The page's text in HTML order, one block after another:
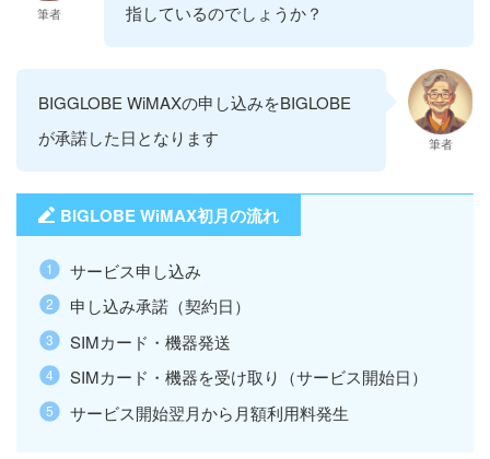
筆者
指しているのでしょうか？
BIGGLOBE WiMAXの申し込みをBIGLOBE
が承諾した日となります
筆者
BIGLOBE WiMAX初月の流れ
サービス申し込み
申し込み承諾（契約日）
SIMカード・機器発送
SIMカード・機器を受け取り（サービス開始日）
サービス開始翌月から月額利用料発生